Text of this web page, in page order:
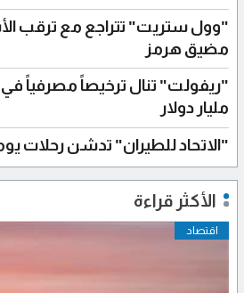
"وول ستريت" تتراجع مع ترقب
مضيق هرمز
مليار دولار
"الاتحاد للطيران" تدشن رحلات
الأكثر قراءة
اقتصاد